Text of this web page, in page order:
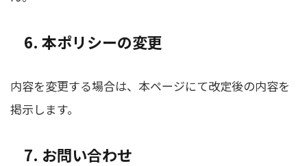
6. 本ポリシーの変更
内容を変更する場合は、本ページにて改定後の内容を
掲示します。
7. お問い合わせ